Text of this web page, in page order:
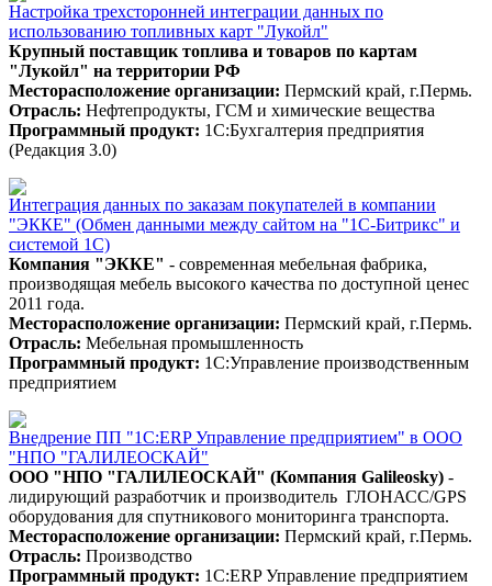
Настройка трехсторонней интеграции данных по
использованию топливных карт "Лукойл"
Крупный поставщик топлива и товаров по картам
"Лукойл" на территории РФ
Месторасположение организации: Пермский край, г.Пермь.
Отрасль: Нефтепродукты, ГСМ и химические вещества
Программный продукт: 1С:Бухгалтерия предприятия
(Редакция 3.0)
Интеграция данных по заказам покупателей в компании
"ЭККЕ" (Обмен данными между сайтом на "1С-Битрикс" и
системой 1С)
Компания "ЭККЕ" - современная мебельная фабрика,
производящая мебель высокого качества по доступной ценес
2011 года.
Месторасположение организации: Пермский край, г.Пермь.
Отрасль: Мебельная промышленность
Программный продукт: 1С:Управление производственным
предприятием
Внедрение ПП "1С:ERP Управление предприятием" в ООО
"НПО "ГАЛИЛЕОСКАЙ"
ООО "НПО "ГАЛИЛЕОСКАЙ" (Компания Galileosky) -
лидирующий разработчик и производитель ГЛОНАСС/GPS
оборудования для спутникового мониторинга транспорта.
Месторасположение организации: Пермский край, г.Пермь.
Отрасль: Производство
Программный продукт: 1С:ERP Управление предприятием